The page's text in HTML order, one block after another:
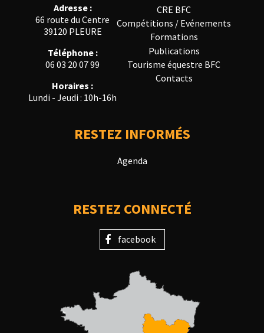
Adresse :
66 route du Centre
39120 PLEURE
Téléphone :
06 03 20 07 99
Horaires :
Lundi - Jeudi : 10h-16h
CRE BFC
Compétitions / Evénements
Formations
Publications
Tourisme équestre BFC
Contacts
RESTEZ INFORMÉS
Agenda
RESTEZ CONNECTÉ
facebook